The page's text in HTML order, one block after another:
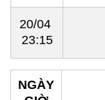
20/04
23:15
NGÀY